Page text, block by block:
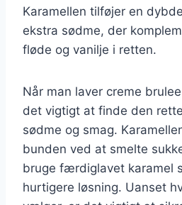
Karamellen tilføjer en
ekstra sødme, der
fløde og vanilje i retten.
Når man laver creme
det vigtigt at finde den
sødme og smag.
bunden ved at smelte
bruge færdiglavet karamel
hurtigere løsning. Uanset